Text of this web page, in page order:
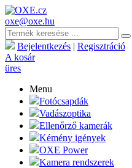
oxe@oxe.hu
Bejelentkezés | Regisztráció
A kosár
üres
Menu
Fotócsapdák
Vadászoptika
Ellenőrző kamerák
Kémény igények
OXE Power
Kamera rendszerek